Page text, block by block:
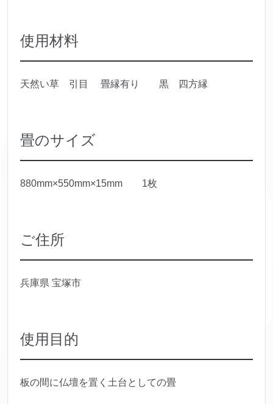
使用材料
天然い草 引目 畳縁有り 黒 四方縁
畳のサイズ
880mm×550mm×15mm 1枚
ご住所
兵庫県 宝塚市
使用目的
板の間に仏壇を置く土台としての畳